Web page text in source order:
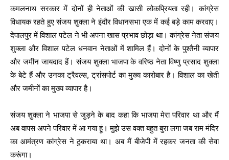
कमलनाथ सरकार में दोनों ही नेताओं की खासी लोकप्रियता रही। कांग्रेस
विधायक रहते हुए संजय शुक्ला ने इंदौर विधानसभा एक में कई बड़े काम करवाए।
देपालपुर में विशाल पटेल ने भी अपना खास प्रभाव छोड़ा था। कांग्रेस नेता संजय
शुक्ला और विशाल पटेल धनवान नेताओं में शामिल हैं। दोनों के पुश्तैनी व्यापार
और जमीन जायदाद हैं। संजय शुक्ला भाजपा के वरिष्ठ नेता विष्णु प्रसाद शुक्ला
के बेटे हैं और उनका ट्रैवल्स, ट्रांसपोर्ट का मुख्य कारोबार है। विशाल का खेती
और जमीनों का मुख्य व्यापार है।
संजय शुक्ला ने भाजपा से जुड़ने के बाद कहा कि भाजपा मेरा परिवार था और मैं
अब वापस अपने परिवार में आ गया हूं। मुझे उस वक्त बहुत बुरा लगा जब राम मंदिर
का आमंत्रण कांग्रेस ने ठुकराया था। अब मैं बीजेपी में रहकर जनता की सेवा
करूंगा।